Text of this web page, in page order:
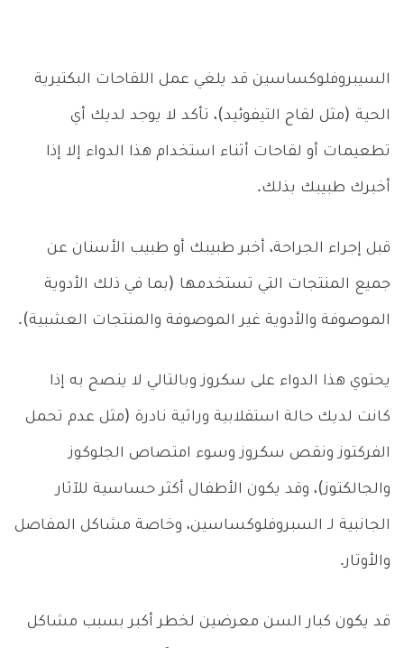
السيبروفلوكساسين قد يلغي عمل اللقاحات البكتيرية
الحية (مثل لقاح التيفوئيد)، تأكد لا يوجد لديك أي
تطعيمات أو لقاحات أثناء استخدام هذا الدواء إلا إذا
أخبرك طبيبك بذلك.
قبل إجراء الجراحة، أخبر طبيبك أو طبيب الأسنان عن
جميع المنتجات التي تستخدمها (بما في ذلك الأدوية
الموصوفة والأدوية غير الموصوفة والمنتجات العشبية).
يحتوي هذا الدواء على سكروز وبالتالي لا ينصح به إذا
كانت لديك حالة استقلابية وراثية نادرة (مثل عدم تحمل
الفركتوز ونقص سكروز وسوء امتصاص الجلوكوز
والجالكتوز)، وقد يكون الأطفال أكثر حساسية للآثار
الجانبية لـ السبروفلوكساسين، وخاصة مشاكل المفاصل
والأوتار.
قد يكون كبار السن معرضين لخطر أكبر بسبب مشاكل